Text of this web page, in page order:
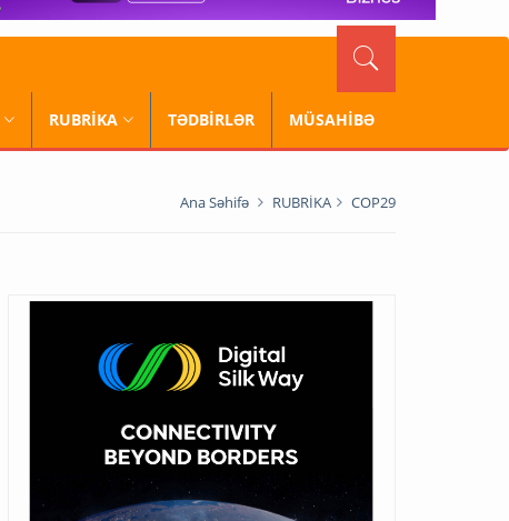
RUBRİKA TƏDBİRLƏR MÜSAHİBƏ
Ana Səhifə RUBRİKA COP29